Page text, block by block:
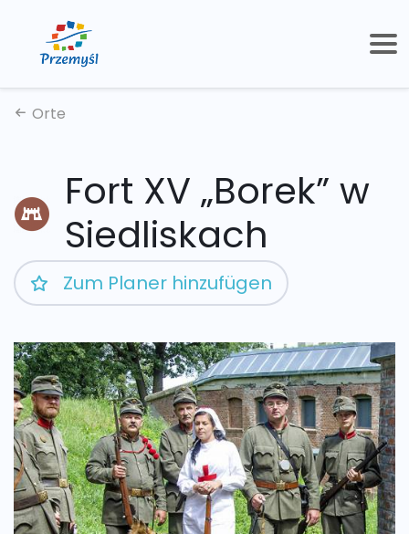
Orte
Fort XV „Borek” w
Siedliskach
Zum Planer hinzufügen